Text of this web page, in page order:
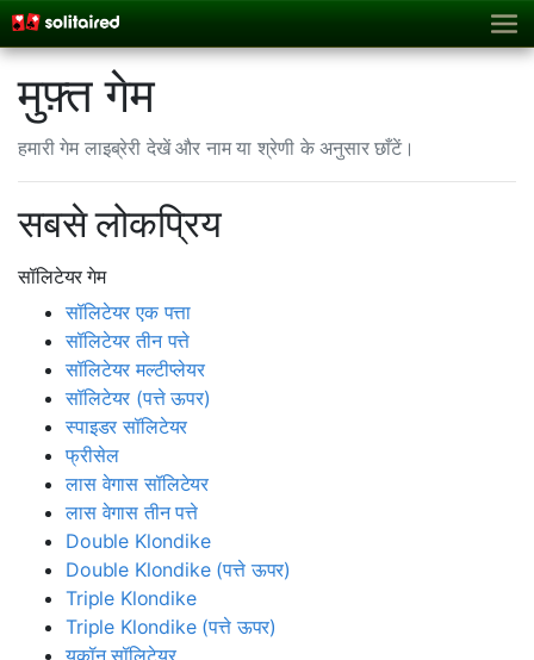
मुफ़्त गेम
हमारी गेम लाइब्रेरी देखें और नाम या श्रेणी के अनुसार छाँटें।
सबसे लोकप्रिय
सॉलिटेयर गेम
सॉलिटेयर एक पत्ता
सॉलिटेयर तीन पत्ते
सॉलिटेयर मल्टीप्लेयर
सॉलिटेयर (पत्ते ऊपर)
स्पाइडर सॉलिटेयर
फ्रीसेल
लास वेगास सॉलिटेयर
लास वेगास तीन पत्ते
Double Klondike
Double Klondike (पत्ते ऊपर)
Triple Klondike
Triple Klondike (पत्ते ऊपर)
युकॉन सॉलिटेयर